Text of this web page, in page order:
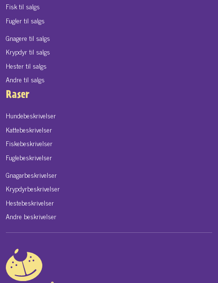
Fisk til salgs
Fugler til salgs
Gnagere til salgs
Krypdyr til salgs
Hester til salgs
Andre til salgs
Raser
Hundebeskrivelser
Kattebeskrivelser
Fiskebeskrivelser
Fuglebeskrivelser
Gnagarbeskrivelser
Krypdyrbeskrivelser
Hestebeskrivelser
Andre beskrivelser